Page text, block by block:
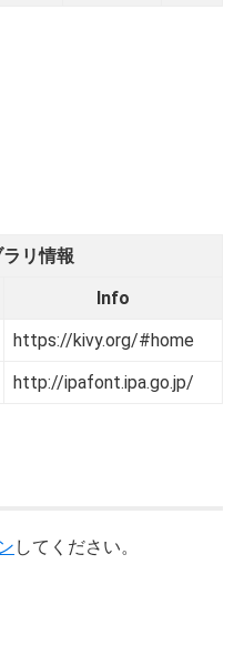
リ情報
Info
https://kivy.org/#home
http://ipafont.ipa.go.jp/
してください。